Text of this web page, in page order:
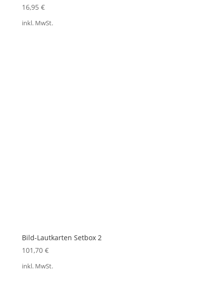
16,95 €
inkl. MwSt.
Bild-Lautkarten Setbox 2
101,70 €
inkl. MwSt.